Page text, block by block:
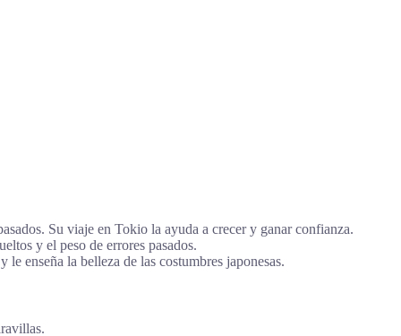
Su viaje en Tokio la ayuda a crecer y ganar confianza.
y el peso de errores pasados.
enseña la belleza de las costumbres japonesas.